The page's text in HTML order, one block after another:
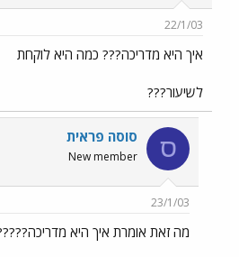
22/1/03
איך היא מדריכה??? כמה היא לוקחת
לשיעור???
ס סוסה פראית
New member
23/1/03
מה זאת אומרת איך היא